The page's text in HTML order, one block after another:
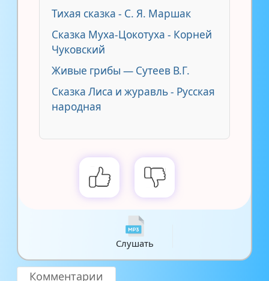
Тихая сказка - С. Я. Маршак
Сказка Муха-Цокотуха - Корней
Чуковский
Живые грибы — Сутеев В.Г.
Сказка Лиса и журавль - Русская
народная
Слушать
Комментарии